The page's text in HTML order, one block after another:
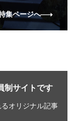
集ページへ
制サイトです
オリジナル記事